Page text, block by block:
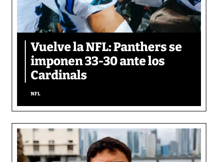
Vuelve la NFL: Panthers se
imponen 33-30 ante los
Cardinals
NFL